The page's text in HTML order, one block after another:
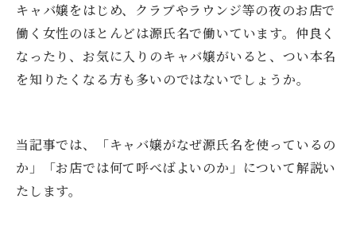
キャバ嬢をはじめ、クラブやラウンジ等の夜のお店で
働く女性のほとんどは源氏名で働いています。仲良く
なったり、お気に入りのキャバ嬢がいると、つい本名
を知りたくなる方も多いのではないでしょうか。
当記事では、「キャバ嬢がなぜ源氏名を使っているの
か」「お店では何て呼べばよいのか」について解説い
たします。